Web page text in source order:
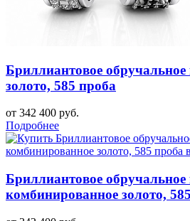
Бриллиантовое обручальное
золото, 585 проба
от 342 400 руб.
Подробнее
Бриллиантовое обручальное
комбинированное золото,